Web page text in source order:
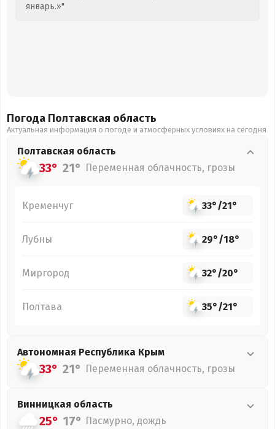
январь.»"
Погода Полтавская область
Актуальная информация о погоде и атмосферных условиях на сегодня
Полтавская область
33° 21° Переменная облачность, грозы
Кременчуг 33°/21°
Лубны 29°/18°
Миргород 32°/20°
Полтава 35°/21°
Автономная Республика Крым
33° 21° Переменная облачность, грозы
Винницкая область
25° 17° Пасмурно, дождь